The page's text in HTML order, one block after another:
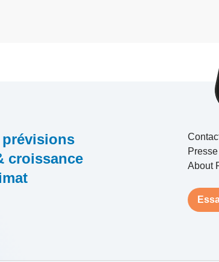
croissance
Presse
About